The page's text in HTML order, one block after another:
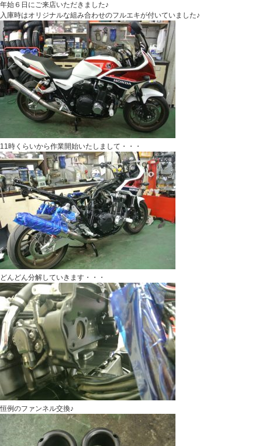
年始６日にご来店いただきました♪
入庫時はオリジナルな組み合わせのフルエキが付いていました♪
11時くらいから作業開始いたしまして・・・
どんどん分解していきます・・・
恒例のファンネル交換♪